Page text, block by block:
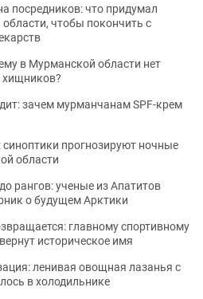
посредников: что придумал
чтобы покончить с
в Мурманской области нет
хищников?
зачем мурманчанам SPF-крем
синоптики прогнозируют ночные
области
рангов: ученые из Апатитов
о будущем Арктики
главному спортивному
историческое имя
ленивая овощная лазанья с
в холодильнике